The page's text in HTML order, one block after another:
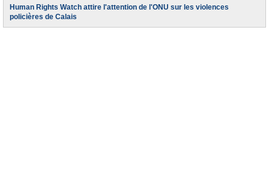
Human Rights Watch attire l'attention de l'ONU sur les violences
policières de Calais